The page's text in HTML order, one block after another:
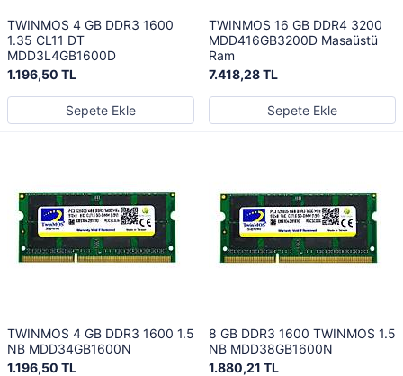
TWINMOS 4 GB DDR3 1600
1.35 CL11 DT
MDD3L4GB1600D
1.196,50 TL
Sepete Ekle
TWINMOS 16 GB DDR4 3200
MDD416GB3200D Masaüstü
Ram
7.418,28 TL
Sepete Ekle
TWINMOS 4 GB DDR3 1600 1.5
NB MDD34GB1600N
1.196,50 TL
8 GB DDR3 1600 TWINMOS 1.5
NB MDD38GB1600N
1.880,21 TL